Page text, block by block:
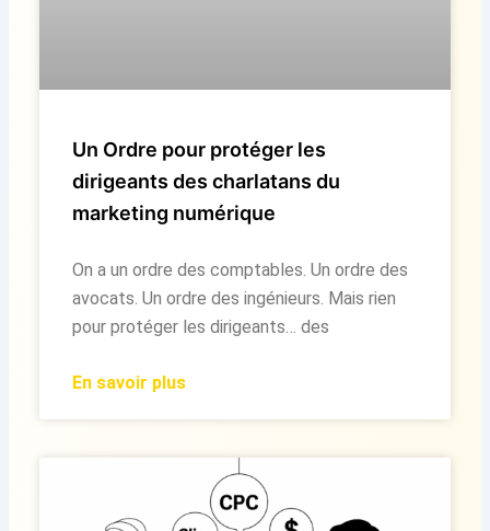
Un Ordre pour protéger les
dirigeants des charlatans du
marketing numérique
On a un ordre des comptables. Un ordre des
avocats. Un ordre des ingénieurs. Mais rien
pour protéger les dirigeants… des
En savoir plus